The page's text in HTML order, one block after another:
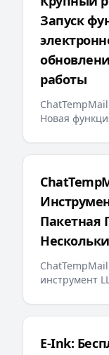
Запуск
работы
Новая
другие
удобный
электронной
Пакетная
инструмент
ключей для
прогресса в
E-Ink: